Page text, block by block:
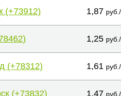
(+73912) 1,87
1,25
(+78312) 1,61
(+73832) 1,47